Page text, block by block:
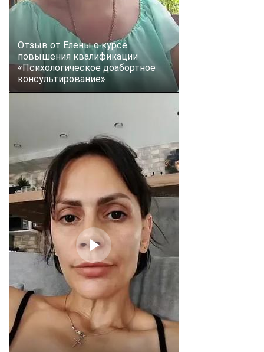
Отзыв от Елены о курсе
повышения квалификации
«Психологическое доабортное
консультирование»